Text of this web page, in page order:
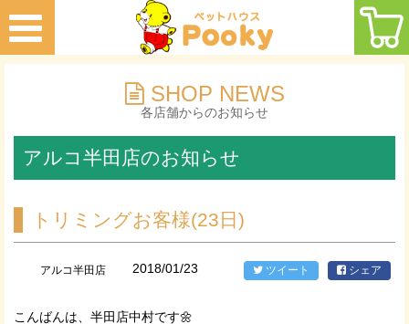
SHOP NEWS
各店舗からのお知らせ
アルコ半田店のお知らせ
トリミングお客様(23日)
アルコ半田店 2018/01/23 ツイート シェア
こんばんは、半田店中村です🌼